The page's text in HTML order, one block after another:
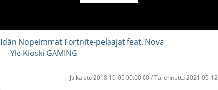
Idän Nopeimmat Fortnite-pelaajat feat. Nova
― Yle Kioski GAMING
Julkaistu 2018-10-05 00:00:00 / Tallennettu 2021-05-12